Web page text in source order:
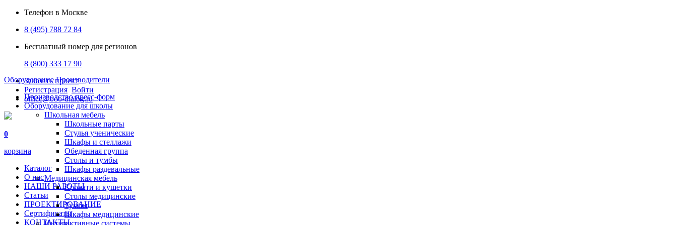
Телефон в Москве
8 (495) 788 72 84
Бесплатный номер для регионов
8 (800) 333 17 90
Заказать проект
Регистрация Войти
office@ooo-dialog.ru
0
корзина
Каталог
О нас
НАШИ РАБОТЫ
Статьи
ПРОЕКТИРОВАНИЕ
Сертификаты
КОНТАКТЫ
Оборудование Производители
Производство пресс-форм
Оборудование для школы
Школьная мебель
Школьные парты
Стулья ученические
Шкафы и стеллажи
Обеденная группа
Столы и тумбы
Шкафы раздевальные
Медицинская мебель
Кровати и кушетки
Столы медицинские
Тумбы
Шкафы медицинские
Интерактивные системы